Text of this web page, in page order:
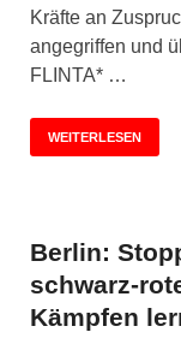
Kräfte an
angegriffen und
FLINTA* …
WEITERLESEN
Berlin:
schwarz-
Kämpfen